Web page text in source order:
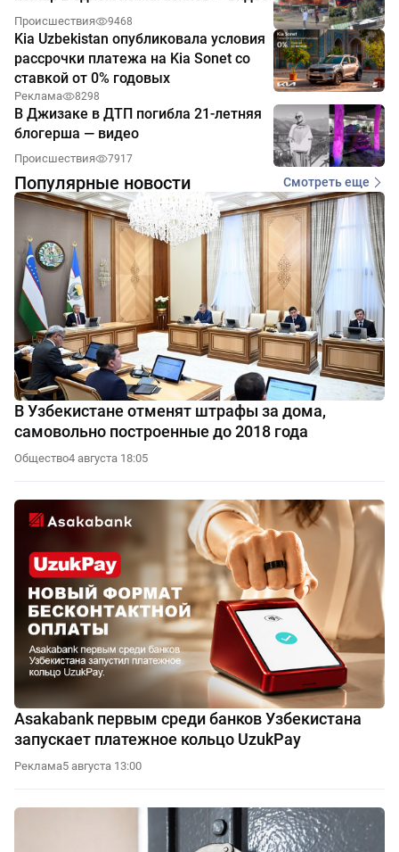
Происшествия 9468
Kia Uzbekistan опубликовала условия
рассрочки платежа на Kia Sonet со
ставкой от 0% годовых
Реклама 8298
В Джизаке в ДТП погибла 21-летняя
блогерша — видео
Происшествия 7917
Популярные новости Смотреть еще
В Узбекистане отменят штрафы за дома,
самовольно построенные до 2018 года
Общество4 августа 18:05
Asakabank первым среди банков Узбекистана
запускает платежное кольцо UzukPay
Реклама5 августа 13:00